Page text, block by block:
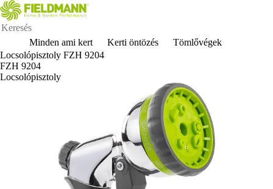
Minden ami kert Kerti öntözés
Tömlővégek
Locsolópisztoly FZH 9204
FZH 9204
Locsolópisztoly